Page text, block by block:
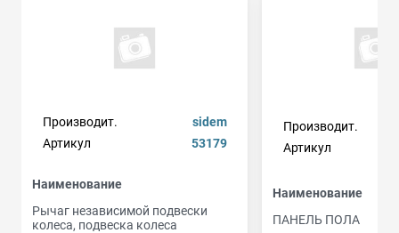
Производит.
sidem
Артикул
53179
Наименование
Рычаг независимой подвески
колеса, подвеска колеса
Производит.
Артикул
Наименование
ПАНЕЛЬ ПОЛА